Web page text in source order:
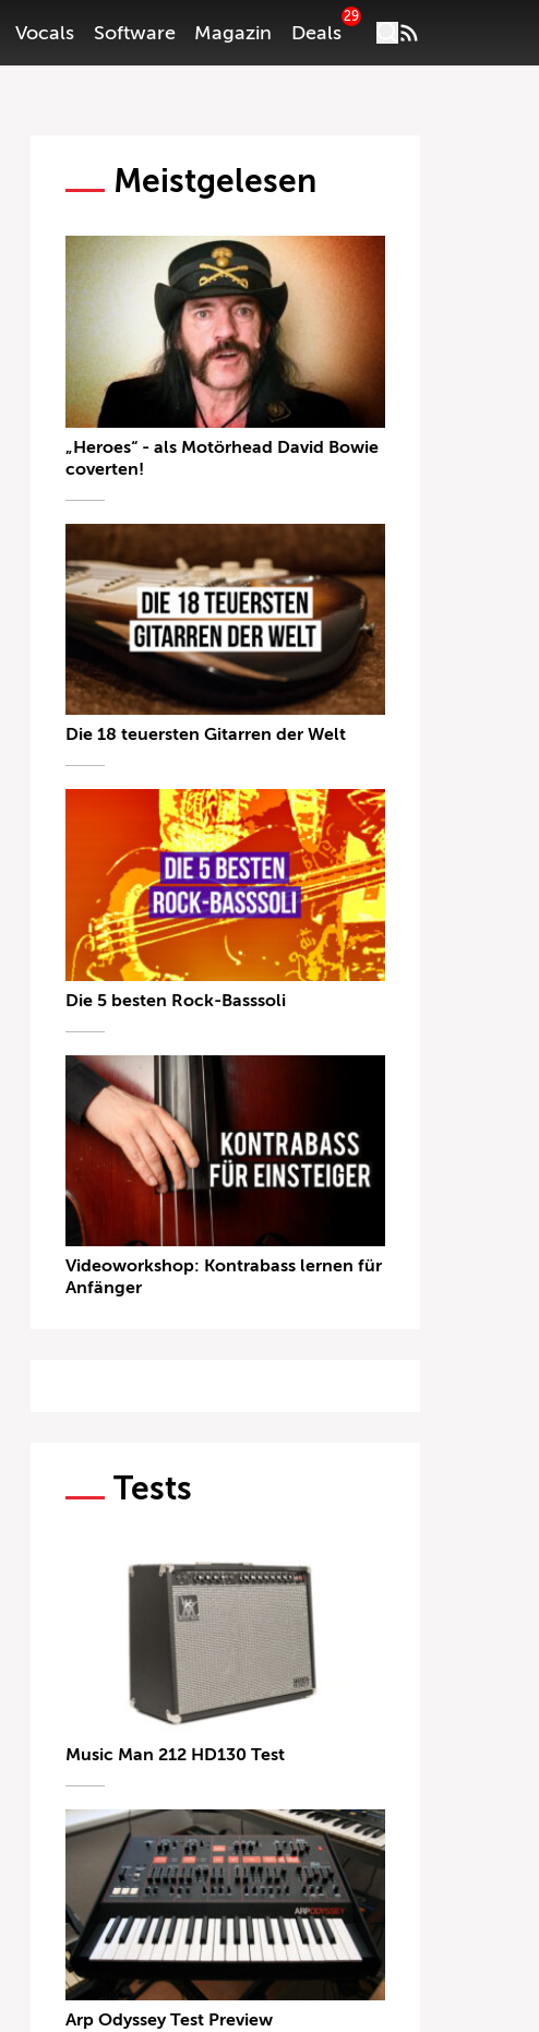
Vocals Software Magazin Deals
29
Meistgelesen
„Heroes“ - als Motörhead David Bowie
coverten!
Die 18 teuersten Gitarren der Welt
Die 5 besten Rock-Basssoli
Videoworkshop: Kontrabass lernen für
Anfänger
Tests
Music Man 212 HD130 Test
Arp Odyssey Test Preview